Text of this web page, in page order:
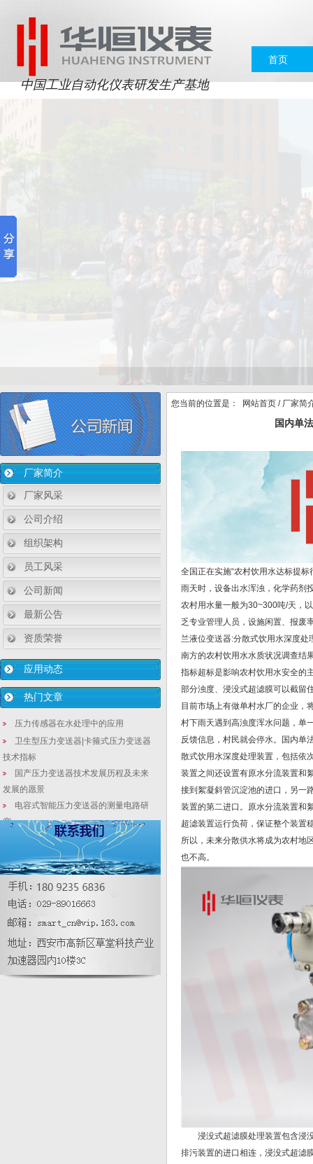
中国工业自动化仪表研发生产基地
首页
厂家简介
厂家风采
公司介绍
组织架构
员工风采
公司新闻
最新公告
资质荣誉
应用动态
热门文章
压力传感器在水处理中的应用
卫生型压力变送器|卡箍式压力变送器
技术指标
国产压力变送器技术发展历程及未来
发展的愿景
电容式智能压力变送器的测量电路研
究
双法兰液位变送器安装说明及注意事
仪器仪表企业注意了 企业将成为技术
创新主体
压力传感器在医疗行业中的应用
压力表的分类|如何选择合适的压力表
类型
您当前的位置是： 网站首页 / 厂家简
国内单
全国正在实施“农村饮用水达标提
雨天时，设备出水浑浊，化学药剂
农村用水量一般为30~300吨/天，
乏专业管理人员，设施闲置、报废
兰液位变送器:分散式饮用水深度处
南方的农村饮用水水质状况调查结
指标超标是影响农村饮用水安全的
部分浊度、浸没式超滤膜可以截留
目前市场上有做单村水厂的企业，
村下雨天遇到高浊度浑水问题，单
反馈信息，村民就会停水。国内单
散式饮用水深度处理装置，包括依
装置之间还设置有原水分流装置和
接到絮凝斜管沉淀池的进口，另一
装置的第二进口。原水分流装置和
超滤装置运行负荷，保证整个装置
所以，未来分散供水将成为农村地
也不高。
浸没式超滤膜处理装置包含浸没
排污装置的进口相连，浸没式超滤